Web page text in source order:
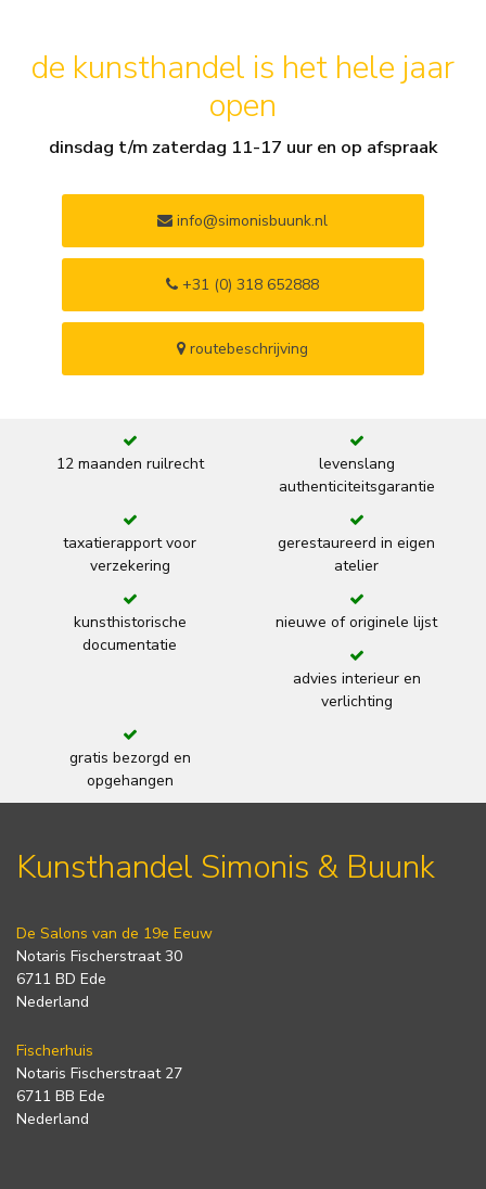
de kunsthandel is het hele jaar
open
dinsdag t/m zaterdag 11-17 uur en op afspraak
info@simonisbuunk.nl
+31 (0) 318 652888
routebeschrijving
12 maanden ruilrecht
levenslang
authenticiteitsgarantie
taxatierapport voor
verzekering
gerestaureerd in eigen
atelier
kunsthistorische
documentatie
nieuwe of originele lijst
advies interieur en
verlichting
gratis bezorgd en
opgehangen
Kunsthandel Simonis & Buunk
De Salons van de 19e Eeuw
Notaris Fischerstraat 30
6711 BD Ede
Nederland
Fischerhuis
Notaris Fischerstraat 27
6711 BB Ede
Nederland